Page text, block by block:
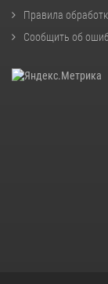
Правила
Сообщить об